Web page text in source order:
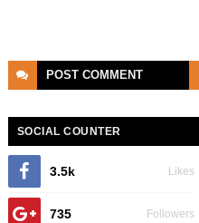
POST COMMENT
SOCIAL COUNTER
3.5k Likes
735 Followers